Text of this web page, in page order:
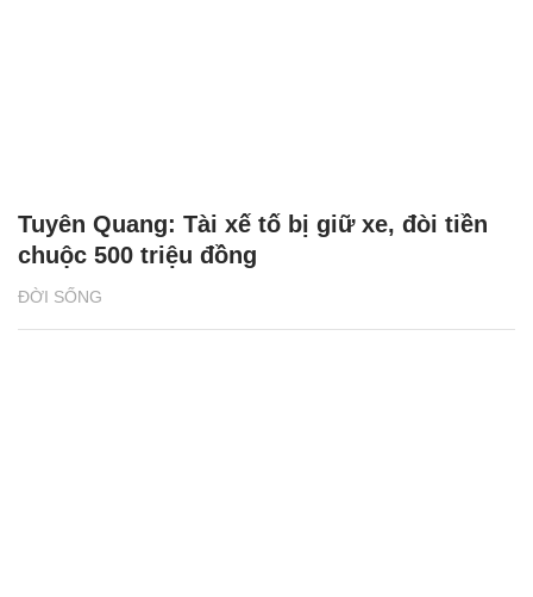
ĐỜI SỐNG
Tuyên Quang: Tài xế tố bị giữ xe, đòi tiền
chuộc 500 triệu đồng